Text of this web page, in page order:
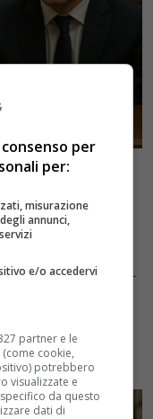
di
di
nel caso Totti-
euro della
per
per:
misurazione
annunci,
e/o accedervi
partner e le
cookie,
potrebbero
visualizzate e
da questo
dati di